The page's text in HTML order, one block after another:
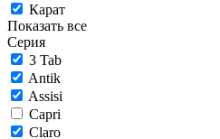
Карат
Показать все
Серия
3 Tab
Antik
Assisi
Capri
Claro